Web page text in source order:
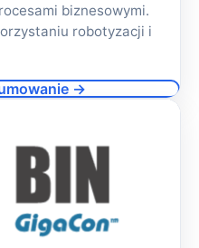
biznesowymi.
robotyzacji i
→